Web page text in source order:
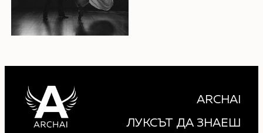
ARCHAI
ЛУКСЪТ ДА ЗНАЕШ